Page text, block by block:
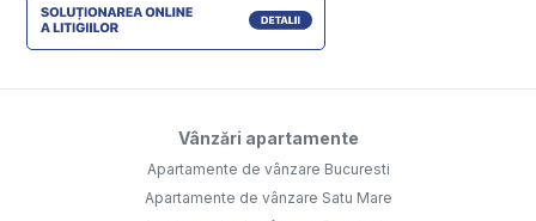
Vânzări apartamente
Apartamente de vânzare Bucuresti
Apartamente de vânzare Satu Mare